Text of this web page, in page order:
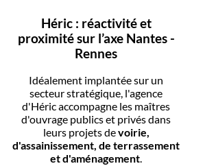
Héric : réactivité et
proximité sur l’axe Nantes -
Rennes
Idéalement implantée sur un
secteur stratégique, l'agence
d'Héric accompagne les maîtres
d'ouvrage publics et privés dans
leurs projets devoirie,
d'assainissement, de terrassement
et d'aménagement.